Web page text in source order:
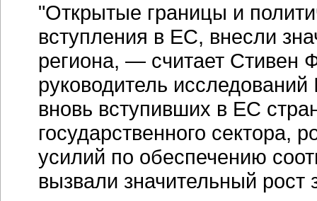
"Открытые границы и
вступления в ЕС, внесли
региона, — считает Стивен
руководитель
вновь вступивших в ЕС
государственного сектора,
усилий по обеспечению
вызвали значительный рост